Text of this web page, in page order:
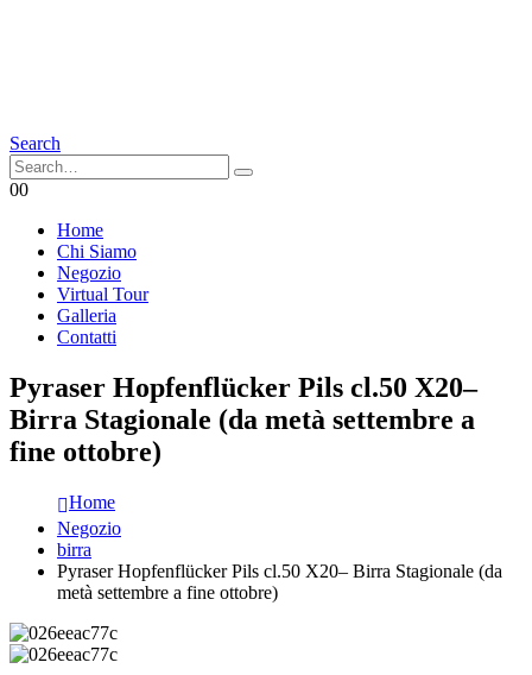
Search
00
Home
Chi Siamo
Negozio
Virtual Tour
Galleria
Contatti
Pyraser Hopfenflücker Pils cl.50 X20–
Birra Stagionale (da metà settembre a
fine ottobre)
Home
Negozio
birra
Pyraser Hopfenflücker Pils cl.50 X20– Birra Stagionale (da
metà settembre a fine ottobre)